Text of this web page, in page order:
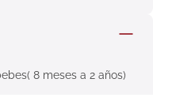
8 meses a 2 años)